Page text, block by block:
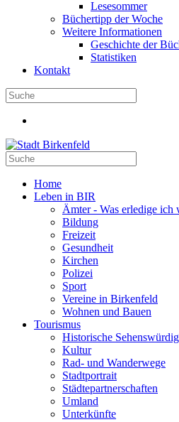
Lesesommer
Büchertipp der Woche
Weitere Informationen
Geschichte der
Statistiken
Kontakt
Home
Leben in BIR
Ämter - Was erledige ich
Bildung
Freizeit
Gesundheit
Kirchen
Polizei
Sport
Vereine in Birkenfeld
Wohnen und Bauen
Tourismus
Historische
Kultur
Rad- und Wanderwege
Stadtportrait
Städtepartnerschaften
Umland
Unterkünfte